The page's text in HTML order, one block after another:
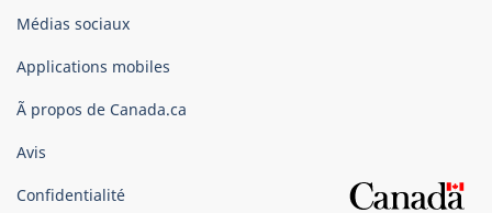
Organisation
gouvernement
Canada
Médias sociaux
Applications mobiles
Ã propos de Canada.ca
Avis
Confidentialité